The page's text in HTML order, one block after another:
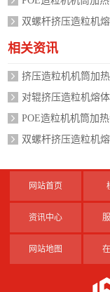
双螺杆挤压造粒机
相关资讯
挤压造粒机机筒加
对辊挤压造粒机熔
POE造粒机机筒加
双螺杆挤压造粒机
网站首页
资讯中心
网站地图